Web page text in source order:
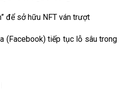
để sở hữu NFT ván trượt
(Facebook) tiếp tục lỗ sâu trong